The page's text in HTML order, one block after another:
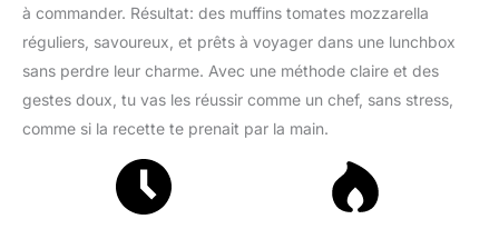
à commander. Résultat: des muffins tomates mozzarella
réguliers, savoureux, et prêts à voyager dans une lunchbox
sans perdre leur charme. Avec une méthode claire et des
gestes doux, tu vas les réussir comme un chef, sans stress,
comme si la recette te prenait par la main.